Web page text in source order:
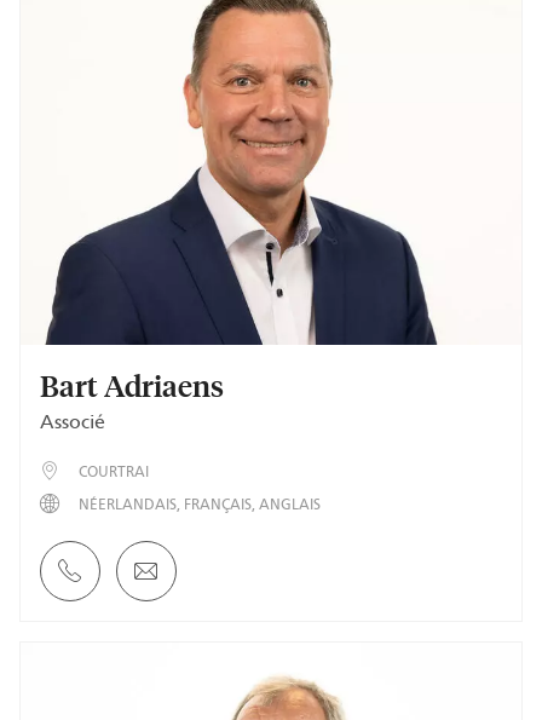
Bart Adriaens
Associé
COURTRAI
NÉERLANDAIS FRANÇAIS ANGLAIS